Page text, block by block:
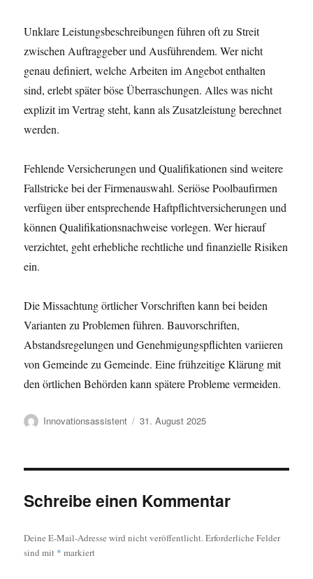
Unklare Leistungsbeschreibungen führen oft zu Streit
zwischen Auftraggeber und Ausführendem. Wer nicht
genau definiert, welche Arbeiten im Angebot enthalten
sind, erlebt später böse Überraschungen. Alles was nicht
explizit im Vertrag steht, kann als Zusatzleistung berechnet
werden.
Fehlende Versicherungen und Qualifikationen sind weitere
Fallstricke bei der Firmenauswahl. Seriöse Poolbaufirmen
verfügen über entsprechende Haftpflichtversicherungen und
können Qualifikationsnachweise vorlegen. Wer hierauf
verzichtet, geht erhebliche rechtliche und finanzielle Risiken
ein.
Die Missachtung örtlicher Vorschriften kann bei beiden
Varianten zu Problemen führen. Bauvorschriften,
Abstandsregelungen und Genehmigungspflichten variieren
von Gemeinde zu Gemeinde. Eine frühzeitige Klärung mit
den örtlichen Behörden kann spätere Probleme vermeiden.
Autor
Innovationsassistent
Veröffentlicht
31. August 2025
Schreibe einen Kommentar
Deine E-Mail-Adresse wird nicht veröffentlicht.Erforderliche Felder
sind mit * markiert